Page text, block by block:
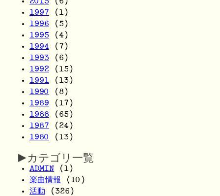
1997 (1)
1996 (5)
1995 (4)
1994 (7)
1993 (6)
1992 (15)
1991 (13)
1990
(8)
1989 (17)
1988 (65)
1987 (24)
1980
(13)
▶カテゴリ一覧
ADMIN (1)
楽曲情報
(10)
活動 (326)